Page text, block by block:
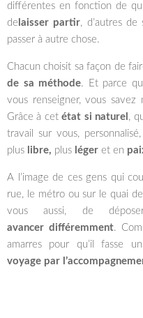
différentes en fonction de
de laisser partir, d’autres de
passer à autre chose.
Chacun choisit sa façon de
de sa méthode. Et parce
vous renseigner, vous
Grâce à cetétat si naturel ,
travail sur vous,
plus libre, plus léger et en
A l’image de ces gens qui
rue, le métro ou sur le quai
vous aussi, de
avancer différemment.
amarres pour qu’il fasse
voyage par